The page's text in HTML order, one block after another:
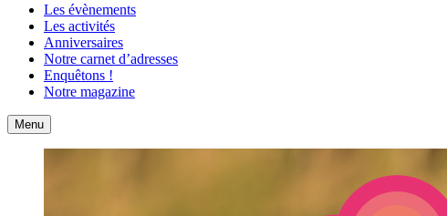
Les évènements
Les activités
Anniversaires
Notre carnet d’adresses
Enquêtons !
Notre magazine
Accueil
Menu Contact